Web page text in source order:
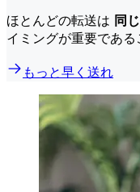
ほとんどの転送は 同
イミングが重要である
もっと早く送れ